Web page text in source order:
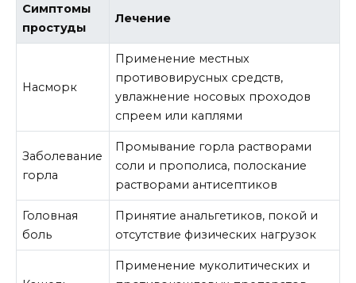
Симптомы
простуды
Лечение
Насморк
Применение местных
противовирусных средств,
увлажнение носовых проходов
спреем или каплями
Заболевание
горла
Промывание горла растворами
соли и прополиса, полоскание
растворами антисептиков
Головная
боль
Принятие анальгетиков, покой и
отсутствие физических нагрузок
Применение муколитических и